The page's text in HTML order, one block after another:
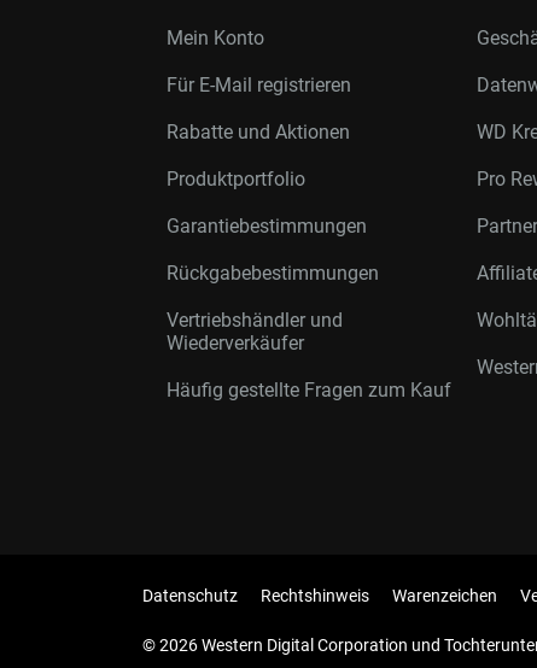
Mein Konto
Für E-Mail registrieren
Rabatte und Aktionen
Produktportfolio
Garantiebestimmungen
Rückgabebestimmungen
Vertriebshändler und
Wiederverkäufer
Häufig gestellte Fragen zum Kauf
WD
Pro
Datenschutz Rechtshinweis Warenzeichen
© 2026 Western Digital Corporation und